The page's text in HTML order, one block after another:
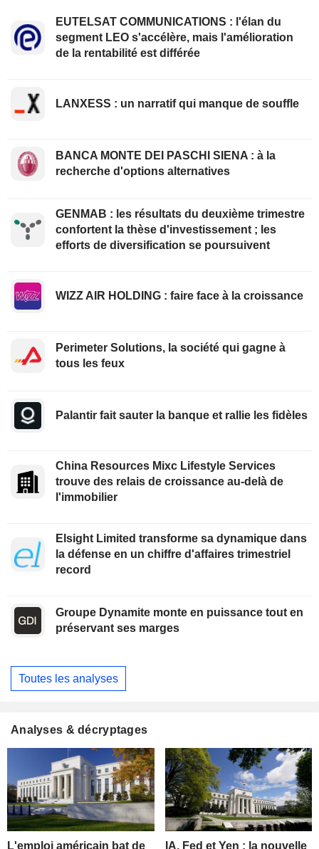
EUTELSAT COMMUNICATIONS : l'élan du
segment LEO s'accélère, mais l'amélioration
de la rentabilité est différée
LANXESS : un narratif qui manque de souffle
BANCA MONTE DEI PASCHI SIENA : à la
recherche d'options alternatives
GENMAB : les résultats du deuxième trimestre
confortent la thèse d'investissement ; les
efforts de diversification se poursuivent
WIZZ AIR HOLDING : faire face à la croissance
Perimeter Solutions, la société qui gagne à
tous les feux
Palantir fait sauter la banque et rallie les fidèles
China Resources Mixc Lifestyle Services
trouve des relais de croissance au-delà de
l'immobilier
Elsight Limited transforme sa dynamique dans
la défense en un chiffre d'affaires trimestriel
record
Groupe Dynamite monte en puissance tout en
préservant ses marges
Toutes les analyses
Analyses & décryptages
L'emploi américain bat de IA, Fed et Yen : la nouvelle